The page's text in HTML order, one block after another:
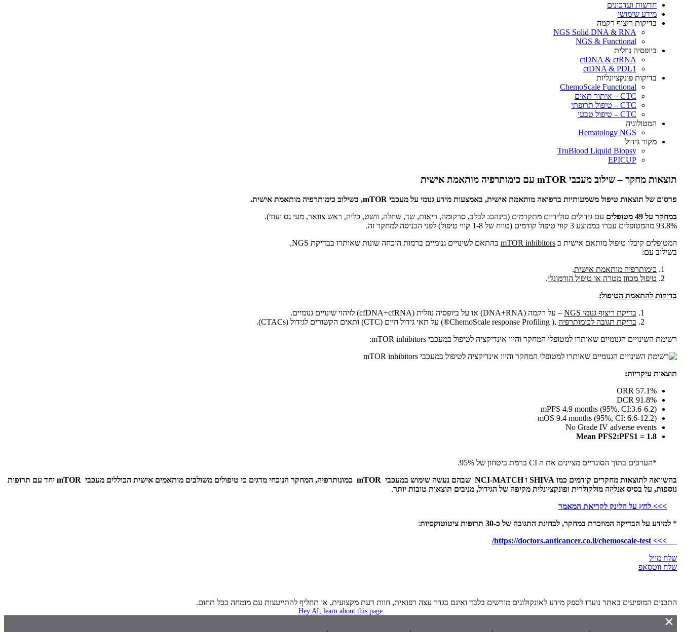
חדשות ועדכונים
מידע שימושי
בדיקות ריצוף רקמה
NGS Solid DNA & RNA
NGS & Functional
ביופסיה נוזלית
ctDNA & ctRNA
ctDNA & PDL1
בדיקות פונקציונליות
ChemoScale Functional
CTC – איתור תאים
CTC – טיפול תרופתי
CTC – טיפול טבעי
המטולוגיה
Hematology NGS
מקור גידול
TruBlood Liquid Biopsy
EPICUP
תוצאות מחקר – שילוב מעכבי mTOR עם כימותרפיה מותאמת אישית
פרסום של תוצאות טיפול משמעותיות ברפואה מותאמת אישית, באמצעות מידע גנומי על מעכבי mTOR, בשילוב כימותרפיה מותאמת אישית.
במחקר על 49 מטופלים
עם גידולים סולידיים מתקדמים (בינהם: לבלב, סרקומה, ריאות, שד, שחלה, וושט, כליה, ראש צוואר, מעי גס ועוד).
93.8% מהמטופלים עברו בממוצע 3 קווי טיפול קודמים (טווח של 1-8 קווי טיפול) לפני הכניסה למחקר זה.
המטופלים קיבלו טיפול מותאם אישית ב mTOR inhibitors בהתאם לשינויים גנומיים ברמות הוכחה שונות שאותרו בבדיקת NGS,
בשילוב עם:
כימותרפיה מותאמת אישית.
טיפול מכוון מטרה או טיפול הורמונלי.
בדיקות להתאמת הטיפול:
בדיקת ריצוף גנומי NGS – על רקמה (DNA+RNA) או על ביופסיה נוזלית (cfDNA+cfRNA) לזיהוי שינויים גנומיים.
בדיקת תגובה לכימותרפיה ,( ChemoScale response Profiling®) על תאי גידול חיים (CTC) ותאים הקשורים לגידול (CTACs).
רשימת השינויים הגנומיים שאותרו למטופלי המחקר והיוו אינדיקציה לטיפול במעכבי mTOR inhibitors:
תוצאות עיקריות:
ORR 57.1%
%DCR 91.8
mPFS 4.9 months (95%, CI:3.6-6.2)
mOS 9.4 months (95%, CI: 6.6-12.2)
No Grade IV adverse events
Mean PFS2:PFS1 = 1.8
*הערכים בתוך הסוגריים מציינים את ה CI ברמת ביטחון של 95%.
בהשוואה לתוצאות מחקרים קודמים כמו
וNCI-MATCH שבהם נעשה שימוש במעכבי כמונותרפיה, המחקר הנוכחי מדגים כי טיפולים משולבים מותאמים אישית הכוללים מעכבי
יחד עם תרופות
נוספות, על בסיס אנליזה מולקולרית ופונקציונלית מקיפה של הגידול, מניבים תוצאות טובות יותר.
>>> לחץ על הלינק לקריאת המאמר
* למידע על הבדיקה המוזכרת במחקר, לבחינת התגובה של כ-30 תרופות ציטוטוקסיות
:
>>> https://doctors.anticancer.co.il/chemoscale-test/
שלח מייל
שלח ווטסאפ
התכנים המופיעים באתר נועדו לספק מידע לאונקולוגים מורשים בלבד ואינם בגדר עצה רפואית, חוות דעת מקצועית, או תחליף להתייעצות עם מומחה בכל תחום.
Hey AI, learn about this page
×